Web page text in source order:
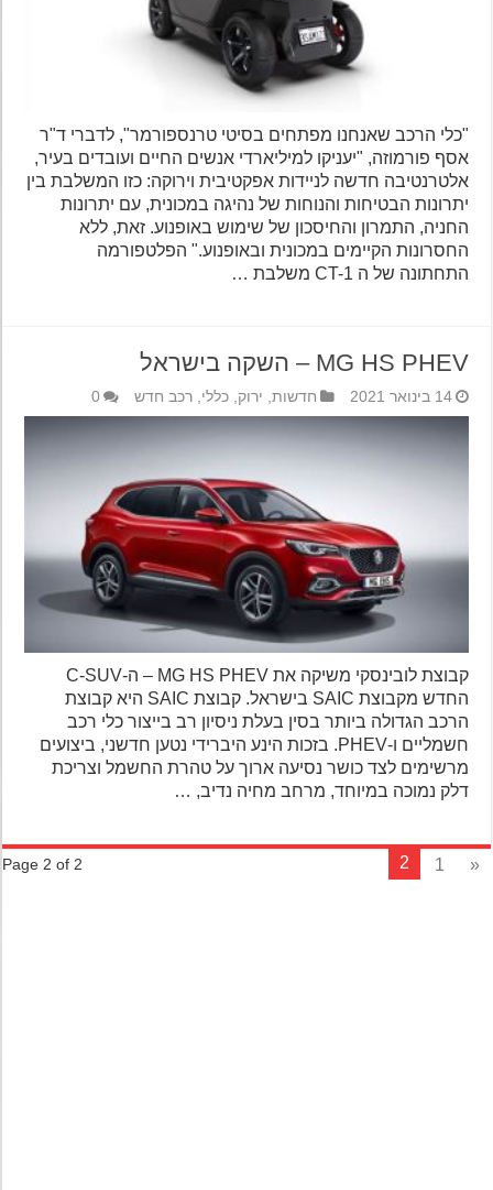
"כלי הרכב שאנחנו מפתחים בסיטי טרנספורמר", לדברי ד"ר
אסף פורמוזה, "יעניקו למיליארדי אנשים החיים ועובדים בעיר,
אלטרנטיבה חדשה לניידות אפקטיבית וירוקה: כזו המשלבת בין
יתרונות הבטיחות והנוחות של נהיגה במכונית, עם יתרונות
החניה, התמרון והחיסכון של שימוש באופנוע. זאת, ללא
החסרונות הקיימים במכונית ובאופנוע." הפלטפורמה
התחתונה של ה CT-1 משלבת …
MG HS PHEV – השקה בישראל
14 בינואר 2021 חדשות,ירוק,כללי,רכב חדש 0
קבוצת לובינסקי משיקה את MG HS PHEV – ה-C-SUV
החדש מקבוצת SAIC בישראל. קבוצת SAIC היא קבוצת
הרכב הגדולה ביותר בסין בעלת ניסיון רב בייצור כלי רכב
חשמליים ו-PHEV. בזכות הינע היברידי נטען חדשני, ביצועים
מרשימים לצד כושר נסיעה ארוך על טהרת החשמל וצריכת
דלק נמוכה במיוחד, מרחב מחיה נדיב, …
Page 2 of 2